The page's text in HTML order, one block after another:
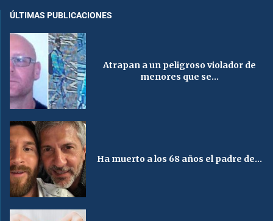
ÚLTIMAS PUBLICACIONES
Atrapan a un peligroso violador de
menores que se...
Ha muerto a los 68 años el padre de...